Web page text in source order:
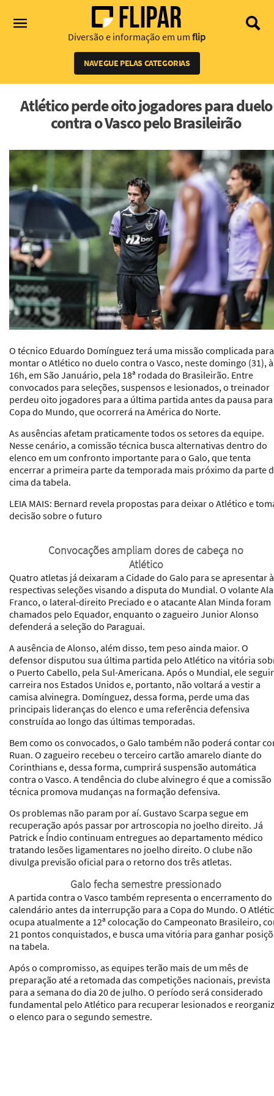
Diversão e informação em um flip
NAVEGUE PELAS CATEGORIAS
Atlético perde oito jogadores para duelo
contra o Vasco pelo Brasileirão
O técnico Eduardo Domínguez terá uma missão complicada para
montar o Atlético no duelo contra o Vasco, neste domingo (31),
16h, em São Januário, pela 18ª rodada do Brasileirão. Entre
convocados para seleções, suspensos e lesionados, o treinador
perdeu oito jogadores para a última partida antes da pausa para
Copa do Mundo, que ocorrerá na América do Norte.
As ausências afetam praticamente todos os setores da equipe.
Nesse cenário, a comissão técnica busca alternativas dentro do
elenco em um confronto importante para o Galo, que tenta
encerrar a primeira parte da temporada mais próximo da parte
cima da tabela.
LEIA MAIS: Bernard revela propostas para deixar o Atlético e
decisão sobre o futuro
Convocações ampliam dores de cabeça no
Atlético
Quatro atletas já deixaram a Cidade do Galo para se apresentar
respectivas seleções visando a disputa do Mundial. O volante
Franco, o lateral-direito Preciado e o atacante Alan Minda foram
chamados pelo Equador, enquanto o zagueiro Junior Alonso
defenderá a seleção do Paraguai.
A ausência de Alonso, além disso, tem peso ainda maior. O
defensor disputou sua última partida pelo Atlético na vitória
o Puerto Cabello, pela Sul-Americana. Após o Mundial, ele
carreira nos Estados Unidos e, portanto, não voltará a vestir a
camisa alvinegra. Domínguez, dessa forma, perde uma das
principais lideranças do elenco e uma referência defensiva
construída ao longo das últimas temporadas.
Bem como os convocados, o Galo também não poderá contar
Ruan. O zagueiro recebeu o terceiro cartão amarelo diante do
Corinthians e, dessa forma, cumprirá suspensão automática
contra o Vasco. A tendência do clube alvinegro é que a comissão
técnica promova mudanças na formação defensiva.
Os problemas não param por aí. Gustavo Scarpa segue em
recuperação após passar por artroscopia no joelho direito. Já
Patrick e Índio continuam entregues ao departamento médico
tratando lesões ligamentares no joelho direito. O clube não
divulga previsão oficial para o retorno dos três atletas.
Galo fecha semestre pressionado
A partida contra o Vasco também representa o encerramento do
calendário antes da interrupção para a Copa do Mundo. O
ocupa atualmente a 12ª colocação do Campeonato Brasileiro,
21 pontos conquistados, e busca uma vitória para ganhar
na tabela.
Após o compromisso, as equipes terão mais de um mês de
preparação até a retomada das competições nacionais, prevista
para a semana do dia 20 de julho. O período será considerado
fundamental pelo Atlético para recuperar lesionados e
o elenco para o segundo semestre.